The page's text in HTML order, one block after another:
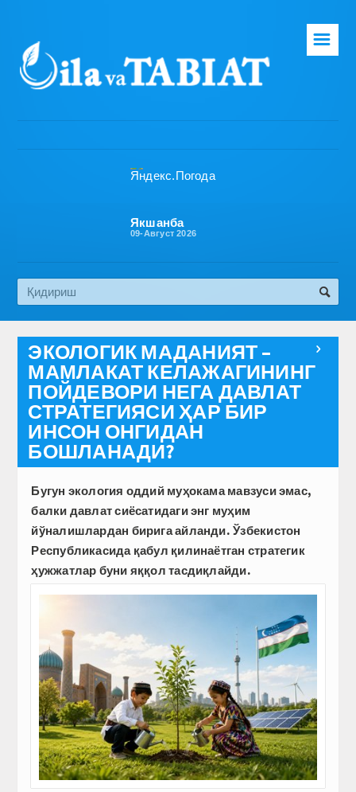
Бош саҳифа
Эко медиа
☰
Якшанба
09-Август 2026

ЭКОЛОГИК МАДАНИЯТ –
МАМЛАКАТ КЕЛАЖАГИНИНГ
ПОЙДЕВОРИ НЕГА ДАВЛАТ
СТРАТЕГИЯСИ ҲАР БИР
ИНСОН ОНГИДАН
БОШЛАНАДИ?
Бугун экология оддий муҳокама мавзуси эмас,
балки давлат сиёсатидаги энг муҳим
йўналишлардан бирига айланди. Ўзбекистон
Республикасида қабул қилинаётган стратегик
ҳужжатлар буни яққол тасдиқлайди.